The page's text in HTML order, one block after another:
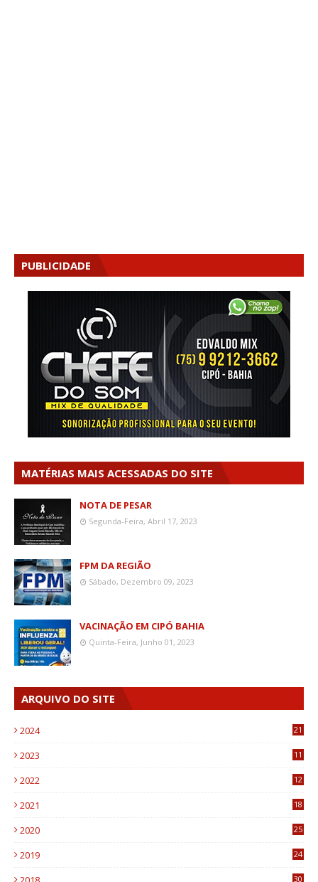
PUBLICIDADE
MATÉRIAS MAIS ACESSADAS DO SITE
NOTA DE PESAR
Segunda-Feira, Abril 17, 2023
FPM DA REGIÃO
Sábado, Dezembro 09, 2023
VACINAÇÃO EM CIPÓ BAHIA
Quinta-Feira, Junho 01, 2023
ARQUIVO DO SITE
2024 21
2023
11
2022
12
2021
18
2020
25
2019
24
30